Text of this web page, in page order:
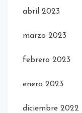
abril 2023
marzo 2023
febrero 2023
enero 2023
diciembre 2022